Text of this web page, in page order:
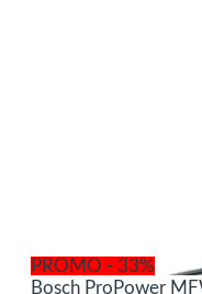
PROMO - 33%
Bosch ProPower